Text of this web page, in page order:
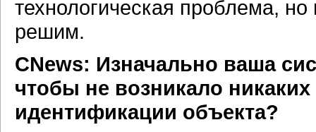
технологическая проблема,
решим.
CNews: Изначально ваша
чтобы не возникало
идентификации объекта?